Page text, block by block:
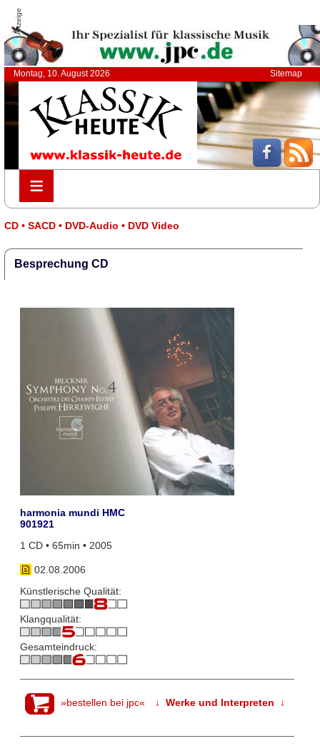
Anzeige
Montag, 10. August 2026 Sitemap
≡
≡
CD • SACD • DVD-Audio • DVD Video
Besprechung CD
harmonia mundi HMC
901921
1 CD • 65min • 2005
02.08.2006
Künstlerische Qualität:
Klangqualität:
Gesamteindruck:
»bestellen bei jpc« ↓ Werke und Interpreten ↓